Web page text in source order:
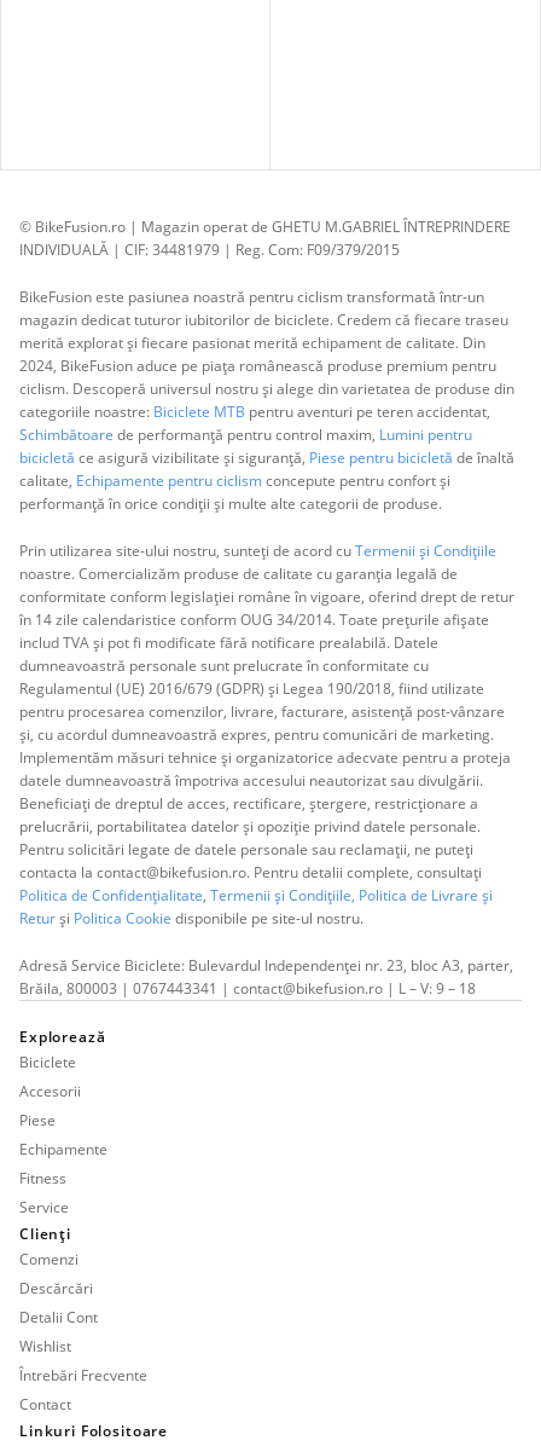
© BikeFusion.ro | Magazin operat de GHETU M.GABRIEL ÎNTREPRINDERE
INDIVIDUALĂ | CIF: 34481979 | Reg. Com: F09/379/2015
BikeFusion este pasiunea noastră pentru ciclism transformată într-un
magazin dedicat tuturor iubitorilor de biciclete. Credem că fiecare traseu
merită explorat și fiecare pasionat merită echipament de calitate. Din
2024, BikeFusion aduce pe piața românească produse premium pentru
ciclism. Descoperă universul nostru și alege din varietatea de produse din
categoriile noastre: Biciclete MTB pentru aventuri pe teren accidentat,
Schimbătoare de performanță pentru control maxim, Lumini pentru
bicicletă ce asigură vizibilitate și siguranță, Piese pentru bicicletă de înaltă
calitate, Echipamente pentru ciclismconcepute pentru confort și
performanță în orice condiții și multe alte categorii de produse.
Prin utilizarea site-ului nostru, sunteți de acord cuTermenii și Condițiile
noastre. Comercializăm produse de calitate cu garanția legală de
conformitate conform legislației române în vigoare, oferind drept de retur
în 14 zile calendaristice conform OUG 34/2014. Toate prețurile afișate
includ TVA și pot fi modificate fără notificare prealabilă. Datele
dumneavoastră personale sunt prelucrate în conformitate cu
Regulamentul (UE) 2016/679 (GDPR) și Legea 190/2018, fiind utilizate
pentru procesarea comenzilor, livrare, facturare, asistență post-vânzare
și, cu acordul dumneavoastră expres, pentru comunicări de marketing.
Implementăm măsuri tehnice și organizatorice adecvate pentru a proteja
datele dumneavoastră împotriva accesului neautorizat sau divulgării.
Beneficiați de dreptul de acces, rectificare, ștergere, restricționare a
prelucrării, portabilitatea datelor și opoziție privind datele personale.
Pentru solicitări legate de datele personale sau reclamații, ne puteți
contacta la contact@bikefusion.ro. Pentru detalii complete, consultați
Politica de Confidențialitate, Termenii și Condițiile, Politica de Livrare și
Returși Politica Cookie disponibile pe site-ul nostru.
Adresă Service Biciclete: Bulevardul Independenței nr. 23, bloc A3, parter,
Brăila, 800003 | 0767443341 | contact@bikefusion.ro | L – V: 9 – 18
Explorează
Biciclete
Accesorii
Piese
Echipamente
Fitness
Service
Clienți
Comenzi
Descărcări
Detalii Cont
Wishlist
Întrebări Frecvente
Contact
Linkuri Folositoare